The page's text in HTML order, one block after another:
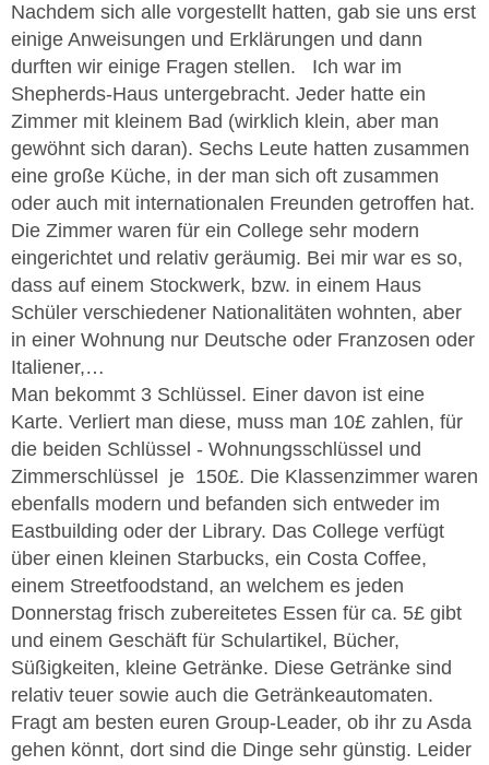
Nachdem sich alle vorgestellt hatten, gab sie uns erst
einige Anweisungen und Erklärungen und dann
durften wir einige Fragen stellen. Ich war im
Shepherds-Haus untergebracht. Jeder hatte ein
Zimmer mit kleinem Bad (wirklich klein, aber man
gewöhnt sich daran). Sechs Leute hatten zusammen
eine große Küche, in der man sich oft zusammen
oder auch mit internationalen Freunden getroffen hat.
Die Zimmer waren für ein College sehr modern
eingerichtet und relativ geräumig. Bei mir war es so,
dass auf einem Stockwerk, bzw. in einem Haus
Schüler verschiedener Nationalitäten wohnten, aber
in einer Wohnung nur Deutsche oder Franzosen oder
Italiener,…
Man bekommt 3 Schlüssel. Einer davon ist eine
Karte. Verliert man diese, muss man 10£ zahlen, für
die beiden Schlüssel - Wohnungsschlüssel und
Zimmerschlüssel je 150£. Die Klassenzimmer waren
ebenfalls modern und befanden sich entweder im
Eastbuilding oder der Library. Das College verfügt
über einen kleinen Starbucks, ein Costa Coffee,
einem Streetfoodstand, an welchem es jeden
Donnerstag frisch zubereitetes Essen für ca. 5£ gibt
und einem Geschäft für Schulartikel, Bücher,
Süßigkeiten, kleine Getränke. Diese Getränke sind
relativ teuer sowie auch die Getränkeautomaten.
Fragt am besten euren Group-Leader, ob ihr zu Asda
gehen könnt, dort sind die Dinge sehr günstig. Leider